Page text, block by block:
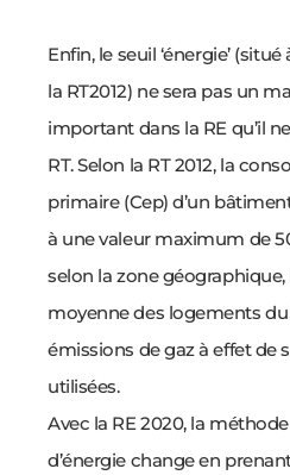
Enfin, le seuil ‘énergie’
la RT2012) ne sera pas un
important dans la RE qu’il
RT.Selon la RT 2012, la
primaire (Cep) d’un
à une valeur maximum de
selon la zone géographique,
moyenne des logements
émissions de gaz à effet de
utilisées.
Avec la RE 2020, la
d’énergie change en